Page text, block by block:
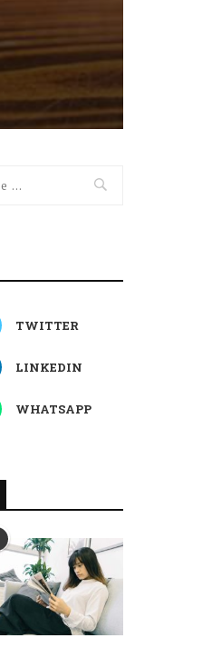
TWITTER
LINKEDIN
WHATSAPP